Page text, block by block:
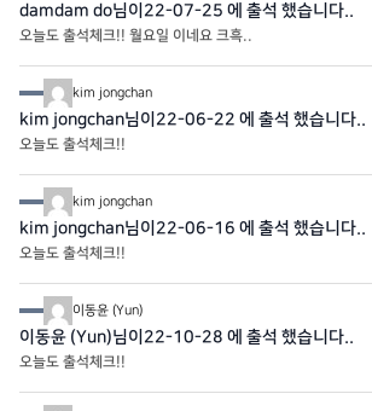
damdam do님이22-07-25 에 출석 했습니다..
오늘도 출석체크!! 월요일 이네요 크흑..
kim jongchan
kim jongchan님이22-06-22 에 출석 했습니다..
오늘도 출석체크!!
kim jongchan
kim jongchan님이22-06-16 에 출석 했습니다..
오늘도 출석체크!!
이동윤 (Yun)
이동윤 (Yun)님이22-10-28 에 출석 했습니다..
오늘도 출석체크!!